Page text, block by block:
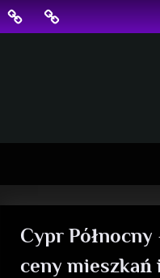
SKLEP
SEO
BLOG
Cypr
ceny mieszkań